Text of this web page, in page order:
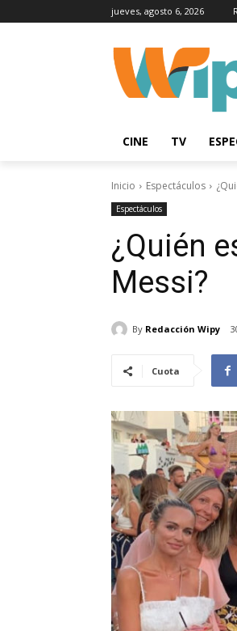
jueves, agosto 6, 2026
CINE TV
Inicio Espectáculos
Espectáculos
¿Quién
Messi?
By Redacción Wipy
Cuota